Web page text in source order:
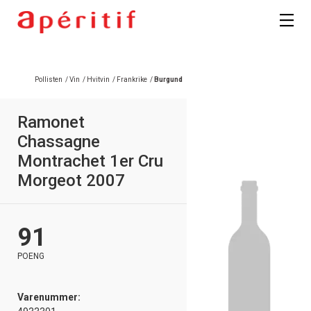
Pollisten /Vin / Hvitvin / Frankrike / Burgund
Ramonet
Chassagne
Montrachet 1er Cru
Morgeot 2007
91
POENG
Varenummer: